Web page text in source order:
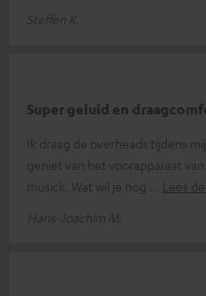
Steffen K.
Super geluid en
Ik draag de overheads tijdens
geniet van het voorapparaat
musick. Wat wil je nog
Lees
Hans-Joachim M.